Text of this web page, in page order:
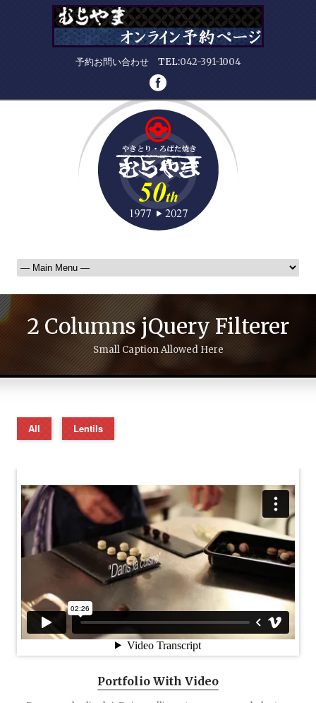
予約お問い合わせ TEL:042-391-1004
2 Columns jQuery Filterer
Small Caption Allowed Here
All Lentils
Portfolio With Video